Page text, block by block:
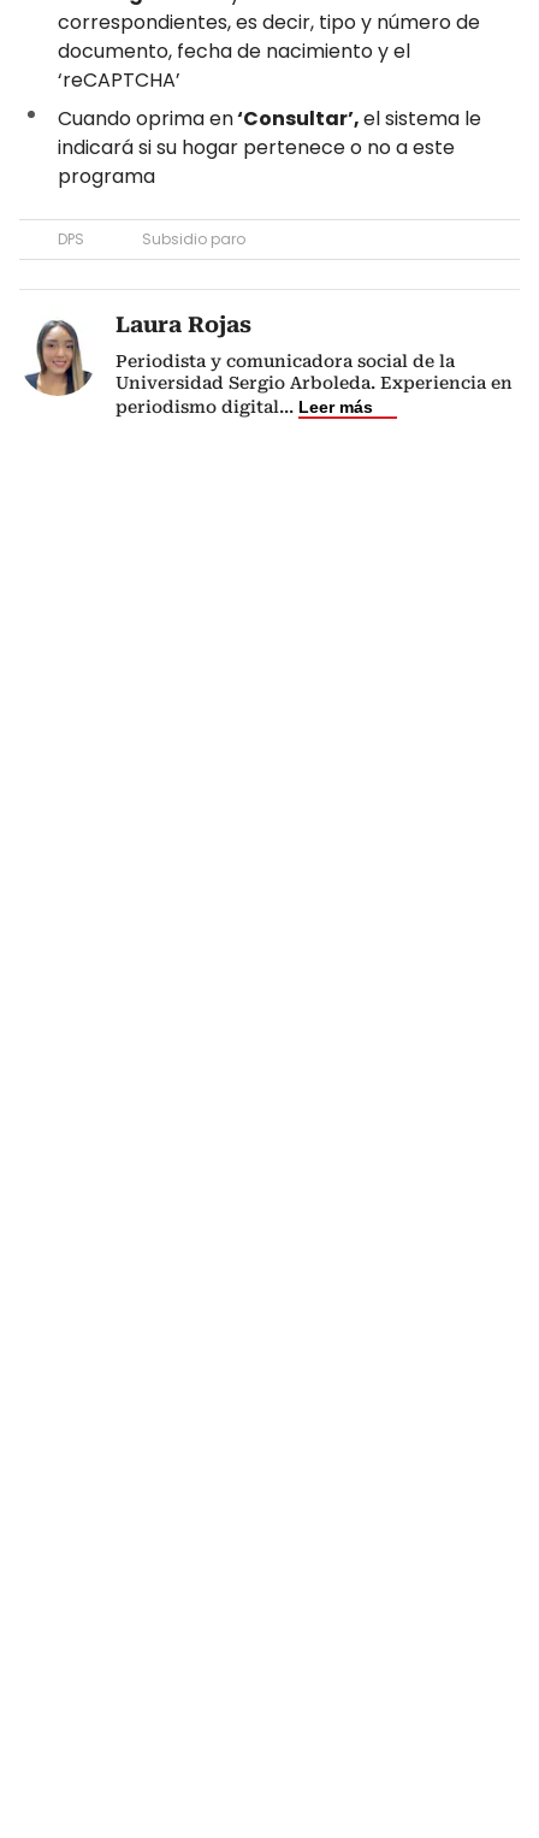
correspondientes, es decir, tipo y número de
documento, fecha de nacimiento y el
‘reCAPTCHA’
Cuando oprima en‘Consultar’,el sistema le
indicará si su hogar pertenece o no a este
programa
DPS Subsidio paro
Laura Rojas
Periodista y comunicadora social de la
Universidad Sergio Arboleda. Experiencia en
periodismo digital... Leer más